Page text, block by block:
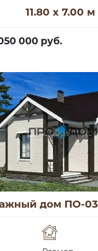
11.80 x 7.00 м
000 руб.
дом ПО-03